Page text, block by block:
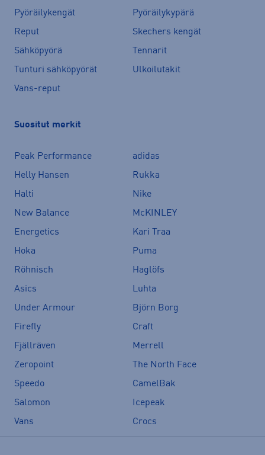
Pyöräilykengät
Pyöräilykypärä
Reput
Skechers kengät
Sähköpyörä
Tennarit
Tunturi sähköpyörät
Ulkoilutakit
Vans-reput
Suositut merkit
Peak Performance
adidas
Helly Hansen
Rukka
Halti
Nike
New Balance
McKINLEY
Energetics
Kari Traa
Hoka
Puma
Röhnisch
Haglöfs
Asics
Luhta
Under Armour
Björn Borg
Firefly
Craft
Fjällräven
Merrell
Zeropoint
The North Face
Speedo
CamelBak
Salomon
Icepeak
Vans
Crocs